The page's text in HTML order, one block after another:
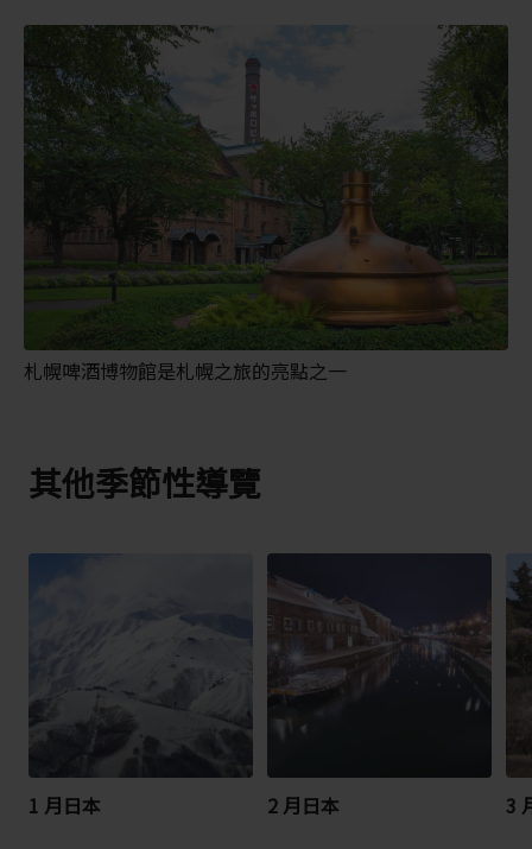
札幌啤酒博物館是札幌之旅的亮點之一
其他季節性導覽
1 月日本 2 月日本 3